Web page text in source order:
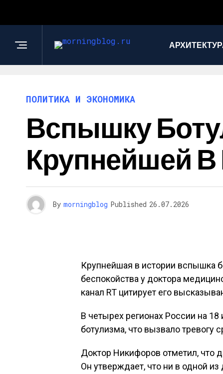
ПОЛИТИКА И ЭКОНОМИКА
Вспышку
Крупнейшей В
By morningblog Published 26.07.2026
Крупнейшая в истории вспышка
беспокойства у доктора
канал RT цитирует его
В четырех регионах России на
ботулизма, что вызвало тревогу
Доктор Никифоров отметил, что
Он утверждает, что ни в одной